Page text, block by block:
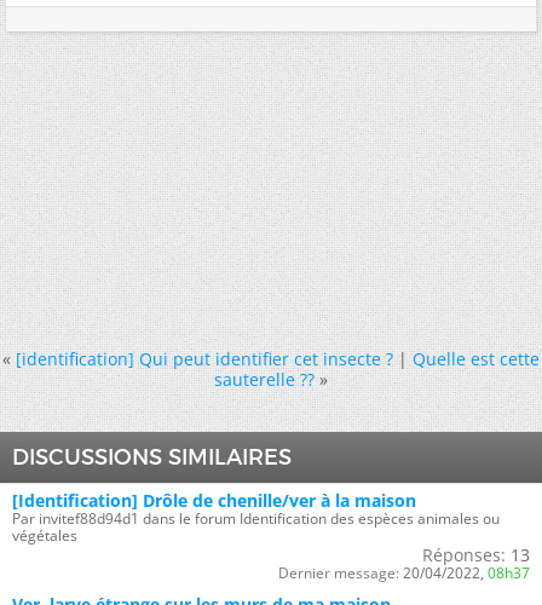
« [identification] Qui peut identifier cet insecte ?|Quelle est cette
sauterelle ?? »
DISCUSSIONS SIMILAIRES
[Identification] Drôle de chenille/ver à la maison
Par invitef88d94d1 dans le forum Identification des espèces animales ou
végétales
Réponses: 13
Dernier message: 20/04/2022, 08h37